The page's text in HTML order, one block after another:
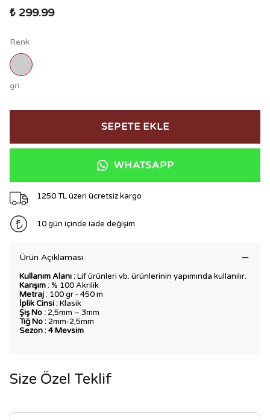
₺ 299.99
Renk
gri
SEPETE EKLE
WHATSAPP
1250 TL üzeri ücretsiz kargo
10 gün içinde iade değişim
Ürün Açıklaması
Kullanım Alanı :Lif ürünleri vb. ürünlerinin yapımında kullanılır.
Karışım: % 100 Akrilik
Metraj: 100 gr - 450 m
İplik Cinsi :Klasik
Şiş No :2,5mm – 3mm
Tığ No :2mm-2,5mm
Sezon : 4 Mevsim
Size Özel Teklif